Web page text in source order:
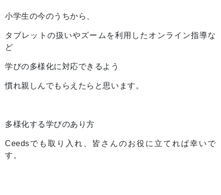
小学生の今のうちから、
タブレットの扱いやズームを利用したオンライン指導な
ど
学びの多様化に対応できるよう
慣れ親しんでもらえたらと思います。
多様化する学びのあり方
Ceedsでも取り入れ、皆さんのお役に立てれば幸いで
す。